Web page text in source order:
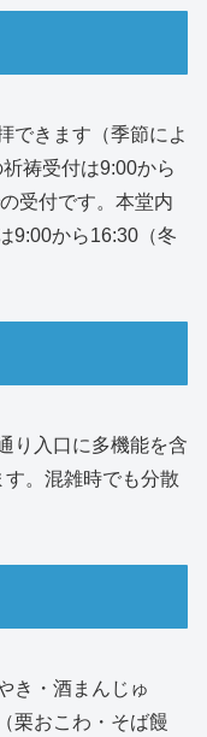
できます（季節によ
祷受付は9:00から
受付です。本堂内
9:00から16:30（冬
り入口に多機能を含
。混雑時でも分散
き・酒まんじゅ
栗おこわ・そば饅